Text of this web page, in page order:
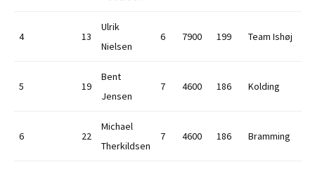
4 13
Ulrik
Nielsen
6 7900 199 Team Ishøj
5 19
Bent
Jensen
7 4600 186 Kolding
6 22
Michael
Therkildsen
7 4600 186 Bramming